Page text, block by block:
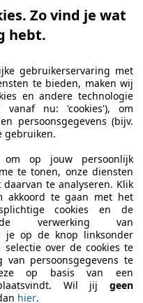
Zo vind je wat
hebt.
gebruikerservaring met
te bieden, maken wij
en andere technologie
nu: 'cookies'), om
persoonsgegevens (bijv.
gebruiken.
op jouw persoonlijk
te tonen, onze diensten
te analyseren. Klik
akkoord te gaan met het
cookies en de
verwerking van
je op de knop linksonder
over de cookies te
persoonsgegevens te
op basis van een
Wil jij geen
hier.